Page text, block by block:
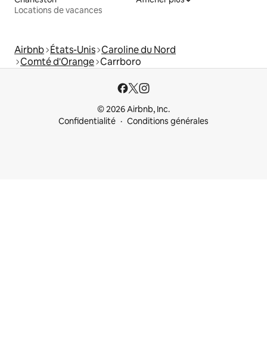
Locations de vacances
Airbnb États-Unis Caroline du Nord
Comté d'Orange Carrboro
© 2026 Airbnb, Inc.
Confidentialité
Conditions générales